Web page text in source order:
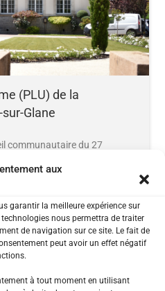
aux
garantir la meilleure expérience sur
nous permettra de traiter
de navigation sur ce site. Le fait de
peut avoir un effet négatif
à tout moment en utilisant
(PLU) de la
Glane
communautaire du 27
de révision du Plan
la commune d’Oradour-
est affichée en mairie
qu’au siège de la CC POL
Saint-Junien) durant 1